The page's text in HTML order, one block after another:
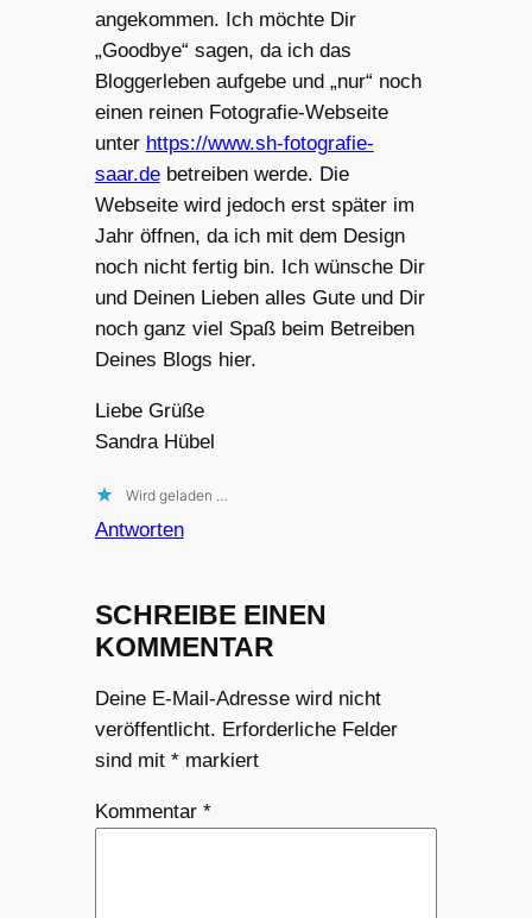
angekommen. Ich möchte Dir
„Goodbye“ sagen, da ich das
Bloggerleben aufgebe und „nur“ noch
einen reinen Fotografie-Webseite
unter https://www.sh-fotografie-
saar.debetreiben werde. Die
Webseite wird jedoch erst später im
Jahr öffnen, da ich mit dem Design
noch nicht fertig bin. Ich wünsche Dir
und Deinen Lieben alles Gute und Dir
noch ganz viel Spaß beim Betreiben
Deines Blogs hier.
Liebe Grüße
Sandra Hübel
Wird geladen …
Antworten
SCHREIBE EINEN
KOMMENTAR
Deine E-Mail-Adresse wird nicht
veröffentlicht. Erforderliche Felder
sind mit *markiert
Kommentar *